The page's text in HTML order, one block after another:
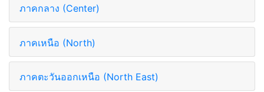
ภาคกลาง (Center)
ภาคเหนือ (North)
ภาคตะวันออกเหนือ (North East)